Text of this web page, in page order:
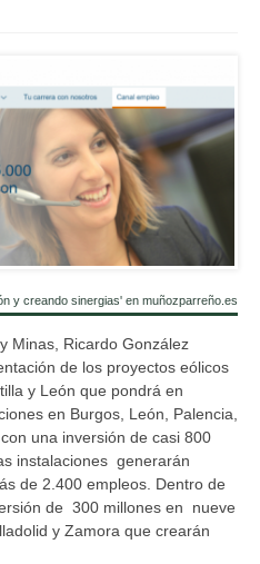
y creando sinergias' en muñozparreño.es
Minas, Ricardo González
de los proyectos eólicos
y León que pondrá en
en Burgos, León, Palencia,
una inversión de casi 800
instalaciones generarán
de 2.400 empleos. Dentro de
de 300 millones en nueve
y Zamora que crearán